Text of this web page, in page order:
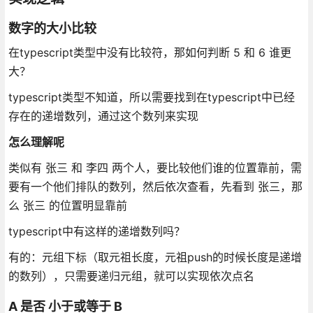
数字的大小比较
在typescript类型中没有比较符，那如何判断 5 和 6 谁更
大？
typescript类型不知道，所以需要找到在typescript中已经
存在的递增数列，通过这个数列来实现
怎么理解呢
类似有 张三 和 李四 两个人，要比较他们谁的位置靠前，需
要有一个他们排队的数列，然后依次查看，先看到 张三，那
么 张三 的位置明显靠前
typescript中有这样的递增数列吗？
有的：元组下标（取元祖长度，元祖push的时候长度是递增
的数列），只需要递归元组，就可以实现依次点名
A 是否 小于或等于 B